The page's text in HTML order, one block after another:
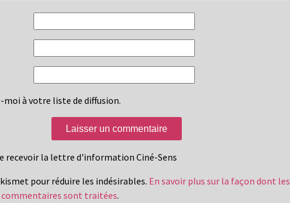
moi à votre liste de diffusion.
recevoir la lettre d'information Ciné-Sens
pour réduire les indésirables. En savoir plus sur la façon dont les
commentaires sont traitées.